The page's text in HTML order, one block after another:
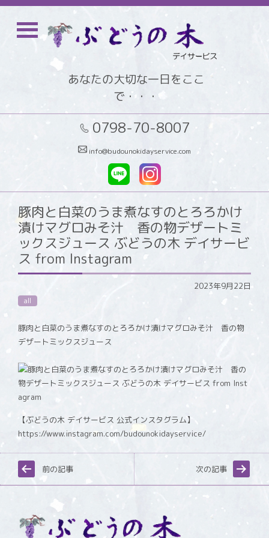
あなたの大切な一日をここ
で・・・
0798-70-8007
info@budounokidayservice.com
豚肉と白菜のうま煮なすのとろろかけ
漬けマグロみそ汁 香の物デザートミ
ックスジュース ぶどうの木 デイサービ
ス from Instagram
2023年9月22日
all
豚肉と白菜のうま煮なすのとろろかけ漬けマグロみそ汁 香の物
デザートミックスジュース
【ぶどうの木 デイサービス 公式インスタグラム】
https://www.instagram.com/budounokidayservice/
前の記事 次の記事